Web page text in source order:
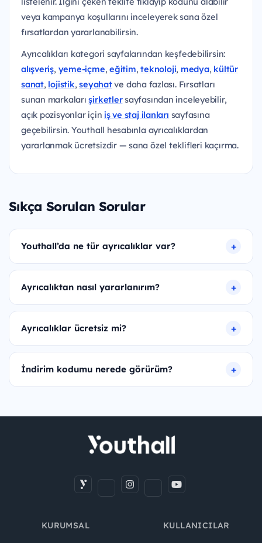
veya kampanya koşullarını inceleyerek sana özel
fırsatlardan yararlanabilirsin.
Ayrıcalıkları kategori sayfalarından keşfedebilirsin:
alışveriş, yeme-içme,eğitim,teknoloji, medya, kültür
sanat, lojistik,seyahatve daha fazlası. Fırsatları
sunan markalarışirketlersayfasından inceleyebilir,
açık pozisyonlar içiniş ve staj ilanları sayfasına
geçebilirsin. Youthall hesabınla ayrıcalıklardan
yararlanmak ücretsizdir — sana özel teklifleri kaçırma.
Sıkça Sorulan Sorular
Youthall’da ne tür ayrıcalıklar var?
Ayrıcalıktan nasıl yararlanırım?
Ayrıcalıklar ücretsiz mi?
İndirim kodumu nerede görürüm?
KURUMSAL KULLANICILAR